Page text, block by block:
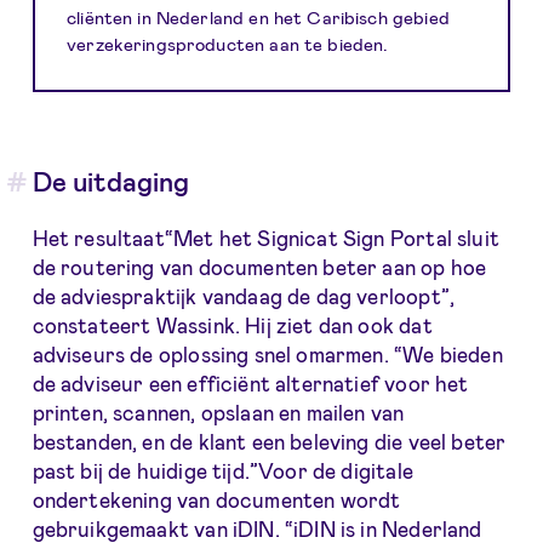
cliënten in Nederland en het Caribisch gebied
verzekeringsproducten aan te bieden.
De uitdaging
Het resultaat“Met het Signicat Sign Portal sluit
de routering van documenten beter aan op hoe
de adviespraktijk vandaag de dag verloopt”,
constateert Wassink. Hij ziet dan ook dat
adviseurs de oplossing snel omarmen. “We bieden
de adviseur een efficiënt alternatief voor het
printen, scannen, opslaan en mailen van
bestanden, en de klant een beleving die veel beter
past bij de huidige tijd.”Voor de digitale
ondertekening van documenten wordt
gebruikgemaakt van iDIN. “iDIN is in Nederland